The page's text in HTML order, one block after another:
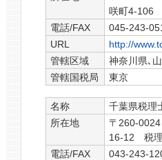
咲町4-106
電話/FAX
045-243-
URL
http://
管轄区域
神奈川県､
管轄国税局
東京
名称
千葉県税理
所在地
〒260-
16-12 税
電話/FAX
043-243-